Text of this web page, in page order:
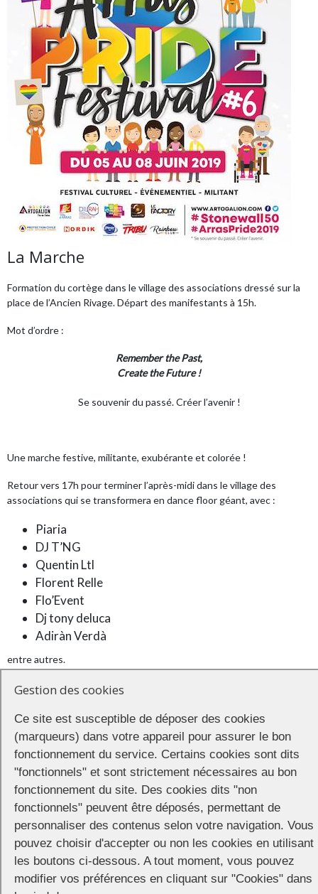
La Marche
Formation du cortège dans le village des associations dressé sur la
place de l’Ancien Rivage. Départ des manifestants à 15h.
Mot d’ordre :
Remember the Past,
Create the Future !
Se souvenir du passé. Créer l’avenir !
Une marche festive, militante, exubérante et colorée !
Retour vers 17h pour terminer l’après-midi dans le village des
associations qui se transformera en dance floor géant, avec :
Piaria
DJ T’NG
Quentin Ltl
Florent Relle
Flo’Event
Dj tony deluca
Adiràn Verdà
entre autres.
La soirée
Closing Festival, la plus grande soirée LGBT+ du Pas-de-Calais, se
déroulera en deux temps :
dès 21h au Factory Arras
place du Théâtre Arras
à partir de 23h au Rainbow Club
Loos en Gohell.
Guest DJs, goodies, cadeaux…
Gestion des cookies
Ce site est susceptible de déposer des cookies
(marqueurs) dans votre appareil pour assurer le bon
fonctionnement du service. Certains cookies sont dits
"fonctionnels" et sont strictement nécessaires au bon
fonctionnement du site. Des cookies dits "non
fonctionnels" peuvent être déposés, permettant de
personnaliser des contenus selon votre navigation. Vous
pouvez choisir d'accepter ou non les cookies en utilisant
les boutons ci-dessous. A tout moment, vous pouvez
modifier vos préférences en cliquant sur "Cookies" dans